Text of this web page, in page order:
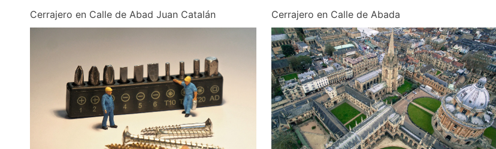
Cerrajero en Calle de Abad Juan Catalán Cerrajero en Calle de Abada